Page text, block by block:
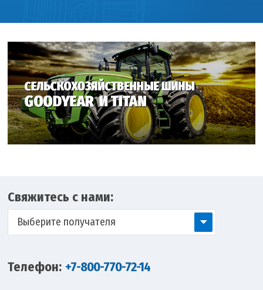
Свяжитесь с нами:
Выберите получателя
Телефон: +7-800-770-72-14